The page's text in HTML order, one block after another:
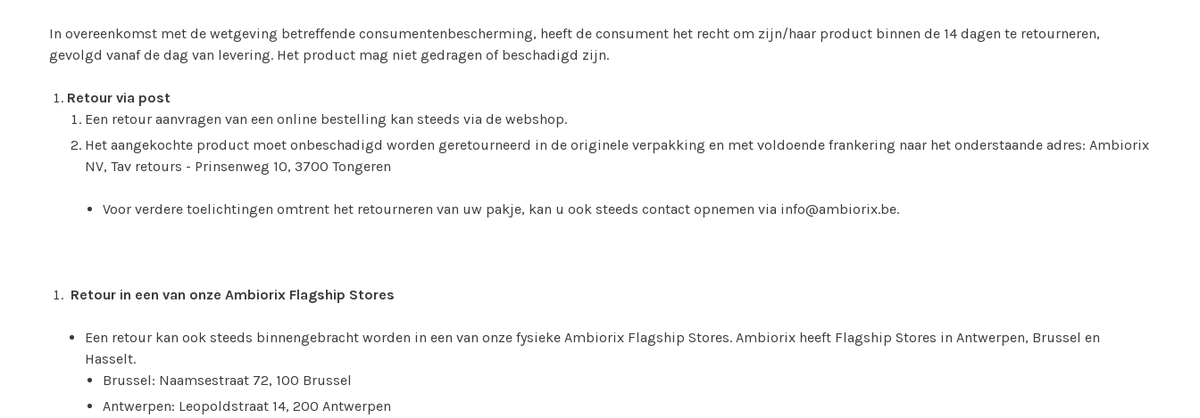
In overeenkomst met de wetgeving betreffende consumentenbescherming, heeft de consument het recht om zijn/haar product binnen de 14 dagen te retourneren,
gevolgd vanaf de dag van levering. Het product mag niet gedragen of beschadigd zijn.
Retour via post
Een retour aanvragen van een online bestelling kan steeds via de webshop.
Het aangekochte product moet onbeschadigd worden geretourneerd in de originele verpakking en met voldoende frankering naar het onderstaande adres: Ambiorix
NV, Tav retours - Prinsenweg 10, 3700 Tongeren
Voor verdere toelichtingen omtrent het retourneren van uw pakje, kan u ook steeds contact opnemen via info@ambiorix.be.
Retour in een van onze Ambiorix Flagship Stores
Een retour kan ook steeds binnengebracht worden in een van onze fysieke Ambiorix Flagship Stores. Ambiorix heeft Flagship Stores in Antwerpen, Brussel en
Hasselt.
Brussel: Naamsestraat 72, 100 Brussel
Antwerpen: Leopoldstraat 14, 200 Antwerpen